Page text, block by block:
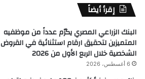
إقرأ أيضاً
البنك الزراعي المصري يكرّم عدداً من موظفيه
المتميزين لتحقيق ارقام استثنائية في القروض
الشخصية خلال الربع الأول من 2026
6 أغسطس، 2026